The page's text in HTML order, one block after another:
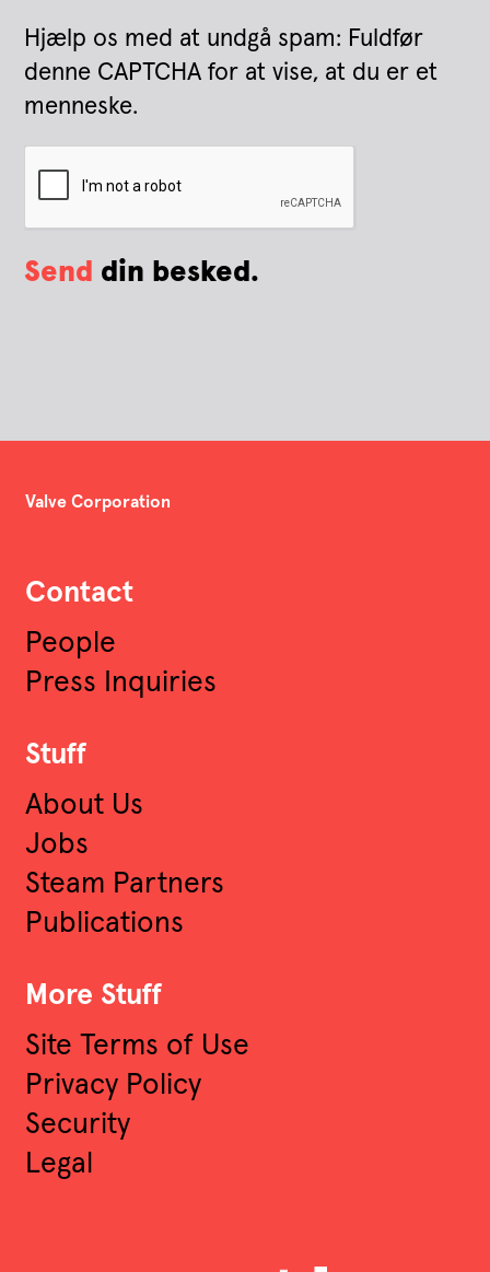
Hjælp os med at undgå spam: Fuldfør
denne CAPTCHA for at vise, at du er et
menneske.
Send din besked.
Valve Corporation
Contact
People
Press Inquiries
Stuff
About Us
Jobs
Steam Partners
Publications
More Stuff
Site Terms of Use
Privacy Policy
Security
Legal